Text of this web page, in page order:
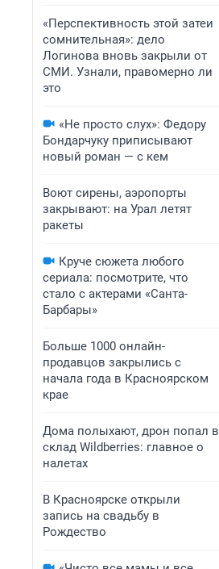
«Перспективность этой затеи
сомнительная»: дело
Логинова вновь закрыли от
СМИ. Узнали, правомерно ли
это
«Не просто слух»: Федору
Бондарчуку приписывают
новый роман — с кем
Воют сирены, аэропорты
закрывают: на Урал летят
ракеты
Круче сюжета любого
сериала: посмотрите, что
стало с актерами «Санта-
Барбары»
Больше 1000 онлайн-
продавцов закрылись с
начала года в Красноярском
крае
Дома полыхают, дрон попал в
склад Wildberries: главное о
налетах
В Красноярске открыли
запись на свадьбу в
Рождество